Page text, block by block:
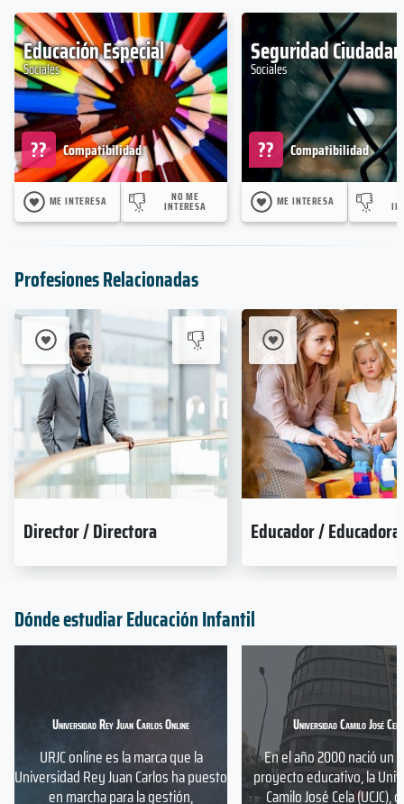
Educación Especial
Sociales
Compatibilidad
??
ME INTERESA NO ME
INTERESA
Seguridad
Sociales
Compatibilidad
??
ME INTERESA
Profesiones Relacionadas
Director / Directora Educador / Educadora
Dónde estudiar Educación Infantil
Universidad Rey Juan Carlos Online
URJC online es la marca que la
Universidad Rey Juan Carlos ha puesto
en marcha para la gestión,
Universidad Camilo José Cela
En el año 2000 nació un
proyecto educativo, la
Camilo José Cela (UCJC),